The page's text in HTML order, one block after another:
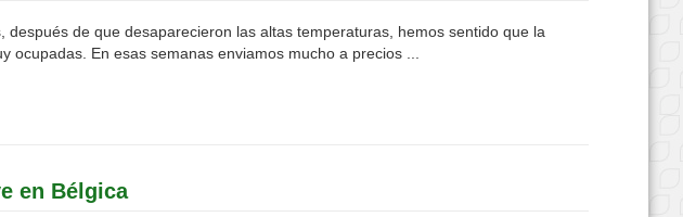
de que desaparecieron las altas temperaturas, hemos sentido que la
En esas semanas enviamos mucho a precios ...
en Bélgica